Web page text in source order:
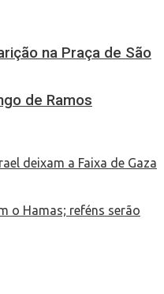
na Praça de São
de Ramos